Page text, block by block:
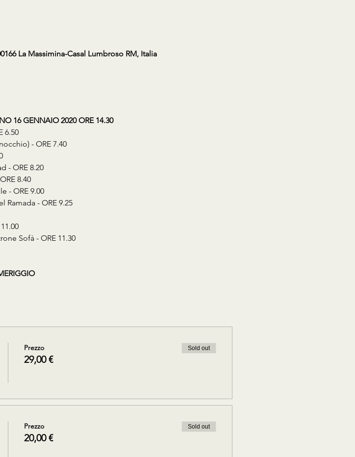
La Massimina-Casal Lumbroso RM, Italia
16 GENNAIO 2020 ORE 14.30
6.50
- ORE 7.40
- ORE 8.20
8.40
- ORE 9.00
Ramada - ORE 9.25
Sofà - ORE 11.30
Prezzo
29,00 €
Sold out
Prezzo
20,00 €
Sold out